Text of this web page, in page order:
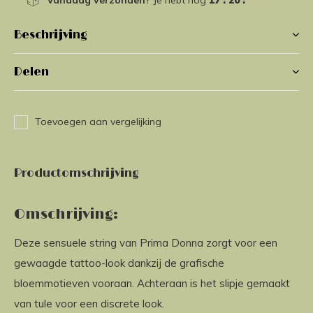
Beschrijving
Delen
Toevoegen aan vergelijking
Productomschrijving
Omschrijving:
Deze sensuele string van Prima Donna zorgt voor een
gewaagde tattoo-look dankzij de grafische
bloemmotieven vooraan. Achteraan is het slipje gemaakt
van tule voor een discrete look.